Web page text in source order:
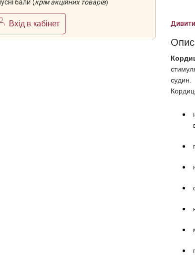
бали (крім акційних товарів)
Вхід в кабінет
судин.